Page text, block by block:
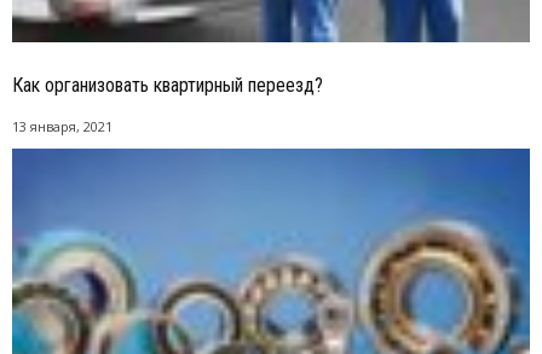
Как организовать квартирный переезд?
13 января, 2021